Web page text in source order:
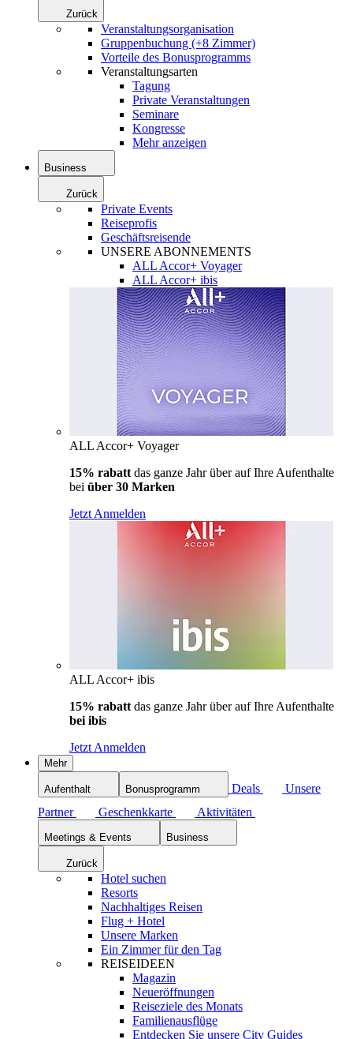
Zurück
Veranstaltungsorganisation
Gruppenbuchung (+8 Zimmer)
Vorteile des Bonusprogramms
Veranstaltungsarten
Tagung
Private Veranstaltungen
Seminare
Kongresse
Mehr anzeigen
Business
Zurück
Private Events
Reiseprofis
Geschäftsreisende
UNSERE ABONNEMENTS
ALL Accor+ Voyager
ALL Accor+ ibis
ALL Accor+ Voyager
15% rabatt das ganze Jahr über auf Ihre Aufenthalte
bei über 30 Marken
Jetzt Anmelden
ALL Accor+ ibis
15% rabatt das ganze Jahr über auf Ihre Aufenthalte
bei ibis
Jetzt Anmelden
Mehr
Aufenthalt Bonusprogramm Deals
Unsere
Partner
Geschenkkarte Aktivitäten
Meetings & Events Business
Zurück
Hotel suchen
Resorts
Nachhaltiges Reisen
Flug + Hotel
Unsere Marken
Ein Zimmer für den Tag
REISEIDEEN
Magazin
Neueröffnungen
Reiseziele des Monats
Familienausflüge
Entdecken Sie unsere City Guides